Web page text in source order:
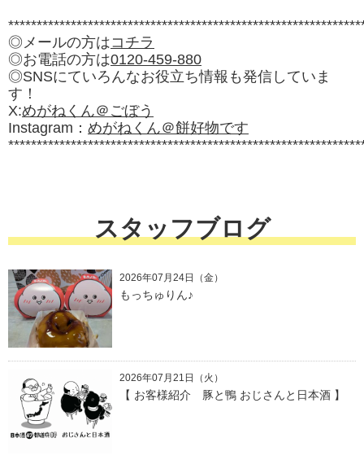
◎メールの方はコチラ
◎お電話の方は0120-459-880
◎SNSにていろんなお役立ち情報も発信していま
す！
X:めがねくん＠ごぼう
Instagram： めがねくん＠餅好物です
スタッフブログ
2026年07月24日（金）
もっちゅりん♪
2026年07月21日（火）
【 お客様紹介 豚と鴨 おじさんと日本酒 】